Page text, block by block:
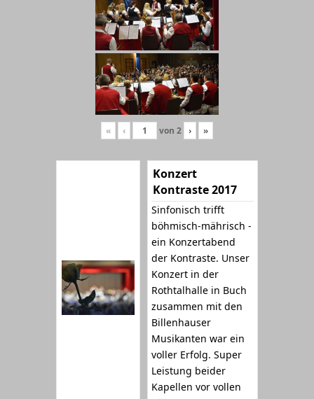
« ‹ von 2 › »
Konzert
Kontraste 2017
Sinfonisch trifft
böhmisch-mährisch -
ein Konzertabend
der Kontraste. Unser
Konzert in der
Rothtalhalle in Buch
zusammen mit den
Billenhauser
Musikanten war ein
voller Erfolg. Super
Leistung beider
Kapellen vor vollen